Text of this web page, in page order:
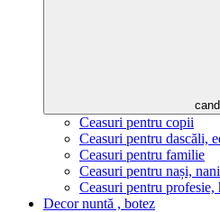
Ceasuri pentru copii
Ceasuri pentru dascăli,
Ceasuri pentru familie
Ceasuri pentru nași,
Ceasuri pentru profesie,
Decor nuntă , botez